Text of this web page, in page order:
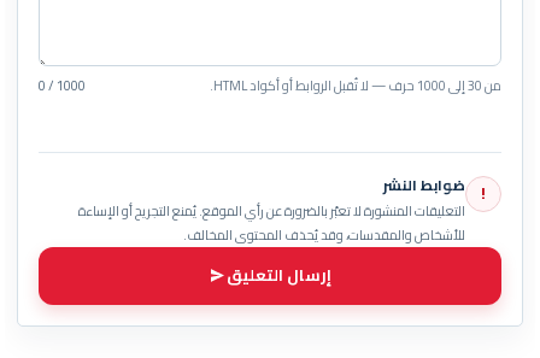
من 30 إلى 1000 حرف — لا تُقبل الروابط أو أكواد HTML. 0 / 1000
! ضوابط النشر
التعليقات المنشورة لا تعبّر بالضرورة عن رأي الموقع. يُمنع التجريح أو الإساءة
للأشخاص والمقدسات، وقد يُحذف المحتوى المخالف.
إرسال التعليق